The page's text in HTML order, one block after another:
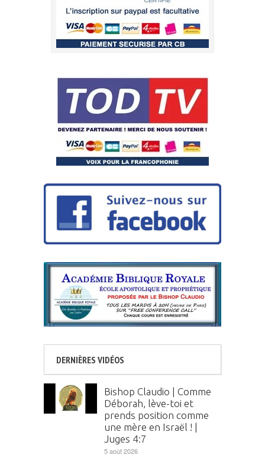
DERNIÈRES VIDÉOS
Bishop Claudio | Comme
Déborah, lève-toi et
prends position comme
une mère en Israël ! |
Juges 4:7
5 août 2026